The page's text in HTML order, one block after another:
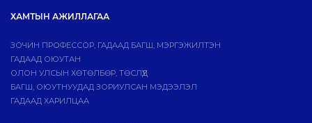
ХАМТЫН АЖИЛЛАГАА
ЗОЧИН ПРОФЕССОР, ГАДААД БАГШ, МЭРГЭЖИЛТЭН
ГАДААД ОЮУТАН
ОЛОН УЛСЫН ХӨТӨЛБӨР, ТӨСЛҮҮД
БАГШ, ОЮУТНУУДАД ЗОРИУЛСАН МЭДЭЭЛЭЛ
ГАДААД ХАРИЛЦАА